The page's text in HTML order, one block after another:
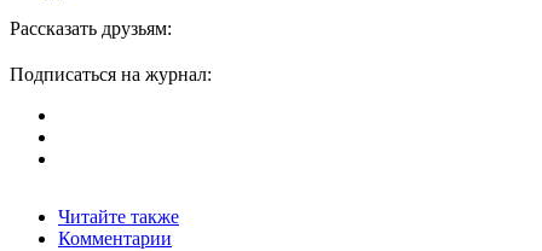
Рассказать друзьям:
Подписаться на журнал:
Читайте также
Комментарии